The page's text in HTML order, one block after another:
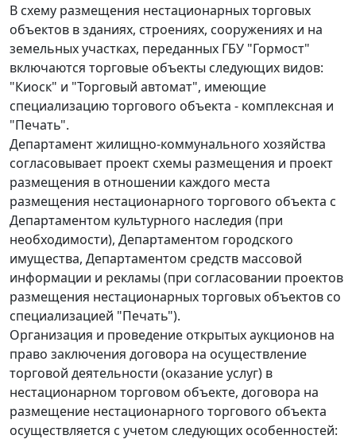
В схему размещения нестационарных торговых
объектов в зданиях, строениях, сооружениях и на
земельных участках, переданных ГБУ "Гормост"
включаются торговые объекты следующих видов:
"Киоск" и "Торговый автомат", имеющие
специализацию торгового объекта - комплексная и
"Печать".
Департамент жилищно-коммунального хозяйства
согласовывает проект схемы размещения и проект
размещения в отношении каждого места
размещения нестационарного торгового объекта с
Департаментом культурного наследия (при
необходимости), Департаментом городского
имущества, Департаментом средств массовой
информации и рекламы (при согласовании проектов
размещения нестационарных торговых объектов со
специализацией "Печать").
Организация и проведение открытых аукционов на
право заключения договора на осуществление
торговой деятельности (оказание услуг) в
нестационарном торговом объекте, договора на
размещение нестационарного торгового объекта
осуществляется с учетом следующих особенностей: